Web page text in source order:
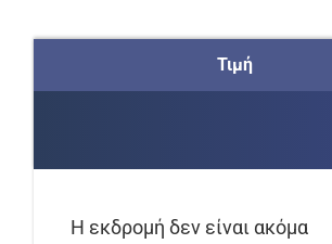
Τιμή
Η εκδρομή δεν είναι ακόμα